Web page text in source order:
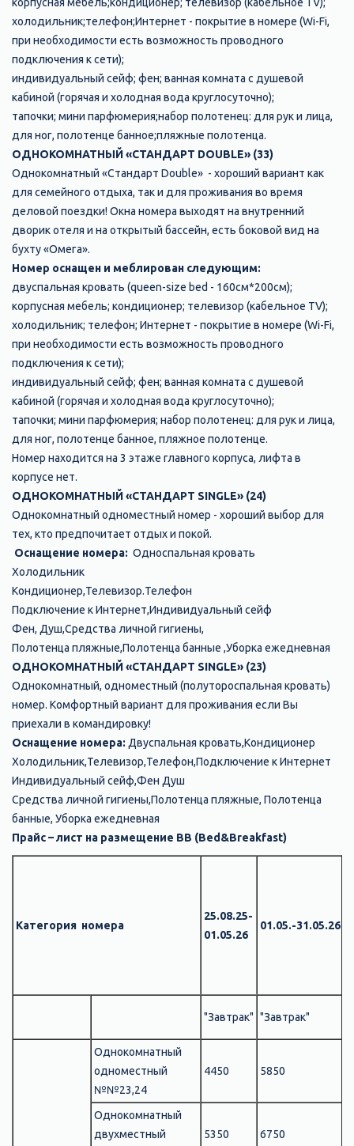
корпусная мебель;кондиционер; телевизор (кабельное TV);
холодильник;телефон;Интернет - покрытие в номере (Wi-Fi,
при необходимости есть возможность проводного
подключения к сети);
индивидуальный сейф; фен; ванная комната с душевой
кабиной (горячая и холодная вода круглосуточно);
тапочки; мини парфюмерия;набор полотенец: для рук и лица,
для ног, полотенце банное;пляжные полотенца.
ОДНОКОМНАТНЫЙ «СТАНДАРТ DOUBLE» (33)
Однокомнатный «Стандарт Double» - хороший вариант как
для семейного отдыха, так и для проживания во время
деловой поездки! Окна номера выходят на внутренний
дворик отеля и на открытый бассейн, есть боковой вид на
бухту «Омега».
Номер оснащен и меблирован следующим:
двуспальная кровать (queen-size bed - 160см*200см);
корпусная мебель; кондиционер; телевизор (кабельное TV);
холодильник; телефон; Интернет - покрытие в номере (Wi-Fi,
при необходимости есть возможность проводного
подключения к сети);
индивидуальный сейф; фен; ванная комната с душевой
кабиной (горячая и холодная вода круглосуточно);
тапочки; мини парфюмерия; набор полотенец: для рук и лица,
для ног, полотенце банное, пляжное полотенце.
Номер находится на 3 этаже главного корпуса, лифта в
корпусе нет.
ОДНОКОМНАТНЫЙ «СТАНДАРТ SINGLE» (24)
Однокомнатный одноместный номер - хороший выбор для
тех, кто предпочитает отдых и покой.
Оснащение номера: Односпальная кровать
Холодильник
Кондиционер,Телевизор.Телефон
Подключение к Интернет,Индивидуальный сейф
Фен, Душ,Средства личной гигиены,
Полотенца пляжные,Полотенца банные ,Уборка ежедневная
ОДНОКОМНАТНЫЙ «СТАНДАРТ SINGLE» (23)
Однокомнатный, одноместный (полутороспальная кровать)
номер. Комфортный вариант для проживания если Вы
приехали в командировку!
Оснащение номера: Двуспальная кровать,Кондиционер
Холодильник,Телевизор,Телефон,Подключение к Интернет
Индивидуальный сейф,Фен Душ
Средства личной гигиены,Полотенца пляжные, Полотенца
банные, Уборка ежедневная
Прайс – лист на размещение BB (Bed&Breakfast)
Категория номера
25.08.25-
01.05.26
01.05.-31.05.26
"Завтрак" "Завтрак"
Однокомнатный
одноместный
№№23,24
4450 5850
Однокомнатный
двухместный
5350 6750